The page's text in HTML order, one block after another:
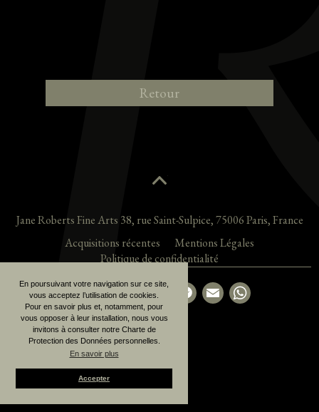
En poursuivant votre navigation sur ce site,
vous acceptez l’utilisation de cookies.
Pour en savoir plus et, notamment, pour
vous opposer à leur installation, nous vous
invitons à consulter notre Charte de
Protection des Données personnelles.
En savoir plus
Accepter
Retour
Jane Roberts Fine Arts 38, rue Saint-Sulpice,75006Paris,France
Acquisitions récentes
Mentions Légales
Politique de confidentialité
Partager la page